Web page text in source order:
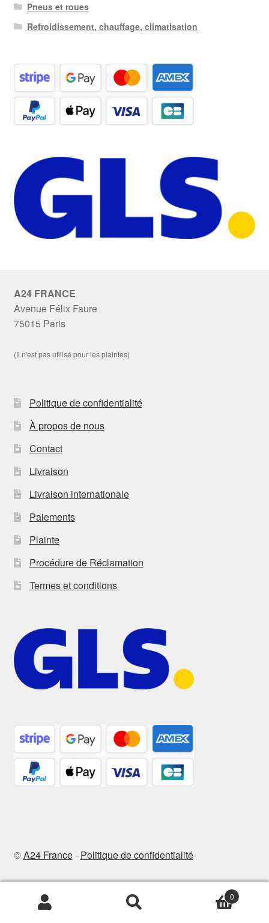
Pneus et roues
Refroidissement, chauffage, climatisation
A24 FRANCE
Avenue Félix Faure
75015 Paris
(Il n'est pas utilisé pour les plaintes)
Politique de confidentialité
À propos de nous
Contact
Livraison
Livraison internationale
Paiements
Plainte
Procédure de Réclamation
Termes et conditions
©A24 France- Politique de confidentialité
Recherche
Recherche
0